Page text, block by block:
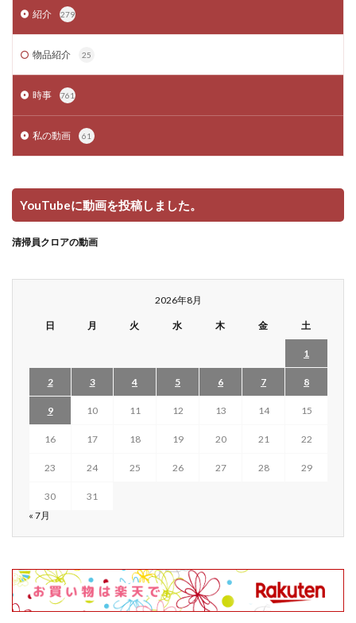
紹介 279
物品紹介 25
時事 761
私の動画 61
YouTubeに動画を投稿しました。
清掃員クロアの動画
2026年8月
日 月 火 水 木 金 土
1
2 3 4 5 6 7 8
9 10 11 12 13 14 15
16 17 18 19 20 21 22
23 24 25 26 27 28 29
30
31
« 7月